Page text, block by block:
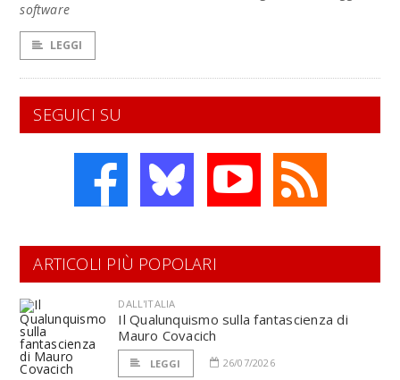
software
LEGGI
SEGUICI SU
ARTICOLI PIÙ POPOLARI
DALL'ITALIA
Il Qualunquismo sulla fantascienza di
Mauro Covacich
LEGGI 26/07/2026